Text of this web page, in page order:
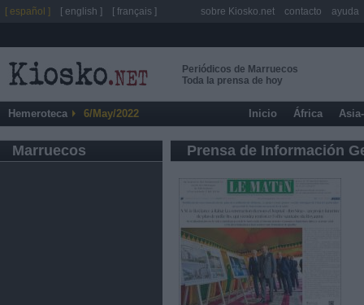
Periódicos de Marruecos
Toda la prensa de hoy
Hemeroteca 6/May/2022 Inicio África
Marruecos Prensa de Información
[ español ] [ english ] [ français ] sobre Kiosko.net contacto ayuda